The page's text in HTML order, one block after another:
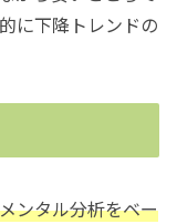
に下降トレンドの
ンタル分析をベー